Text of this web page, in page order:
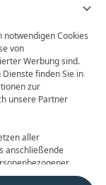
Cookies
von
Werbung sind.
finden Sie in
zur
unsere Partner
aller
anschließende
Partnern zu. Falls